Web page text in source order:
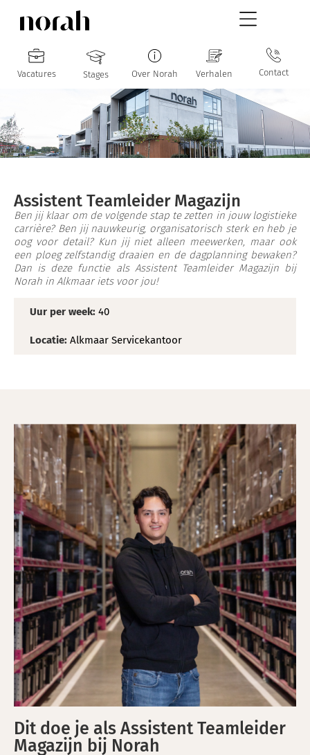
Vacatures Stages Over Norah Verhalen Contact
Assistent Teamleider Magazijn
Ben jij klaar om de volgende stap te zetten in jouw logistieke
carrière? Ben jij nauwkeurig, organisatorisch sterk en heb je
oog voor detail? Kun jij niet alleen meewerken, maar ook
een ploeg zelfstandig draaien en de dagplanning bewaken?
Dan is deze functie als Assistent Teamleider Magazijn bij
Norah in Alkmaar iets voor jou!
Uur per week: 40
Locatie: Alkmaar Servicekantoor
Dit doe je als Assistent Teamleider
Magazijn bij Norah